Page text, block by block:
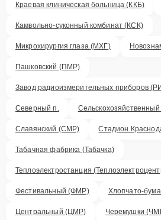
Краевая клиническая больница (ККБ)
Камвольно-суконный комбинат (КСК)
Микрохирургия глаза (МХГ)
Пашковский (ПМР)
Завод радиоизмерительных приборов
Северный п.
Славянский (СМР) Стадион
Табачная фабрика (Табачка)
Теплоэлектростанция
Фестивальный (ФМР) Хлопчато-
Центральный (ЦМР) Черемушки